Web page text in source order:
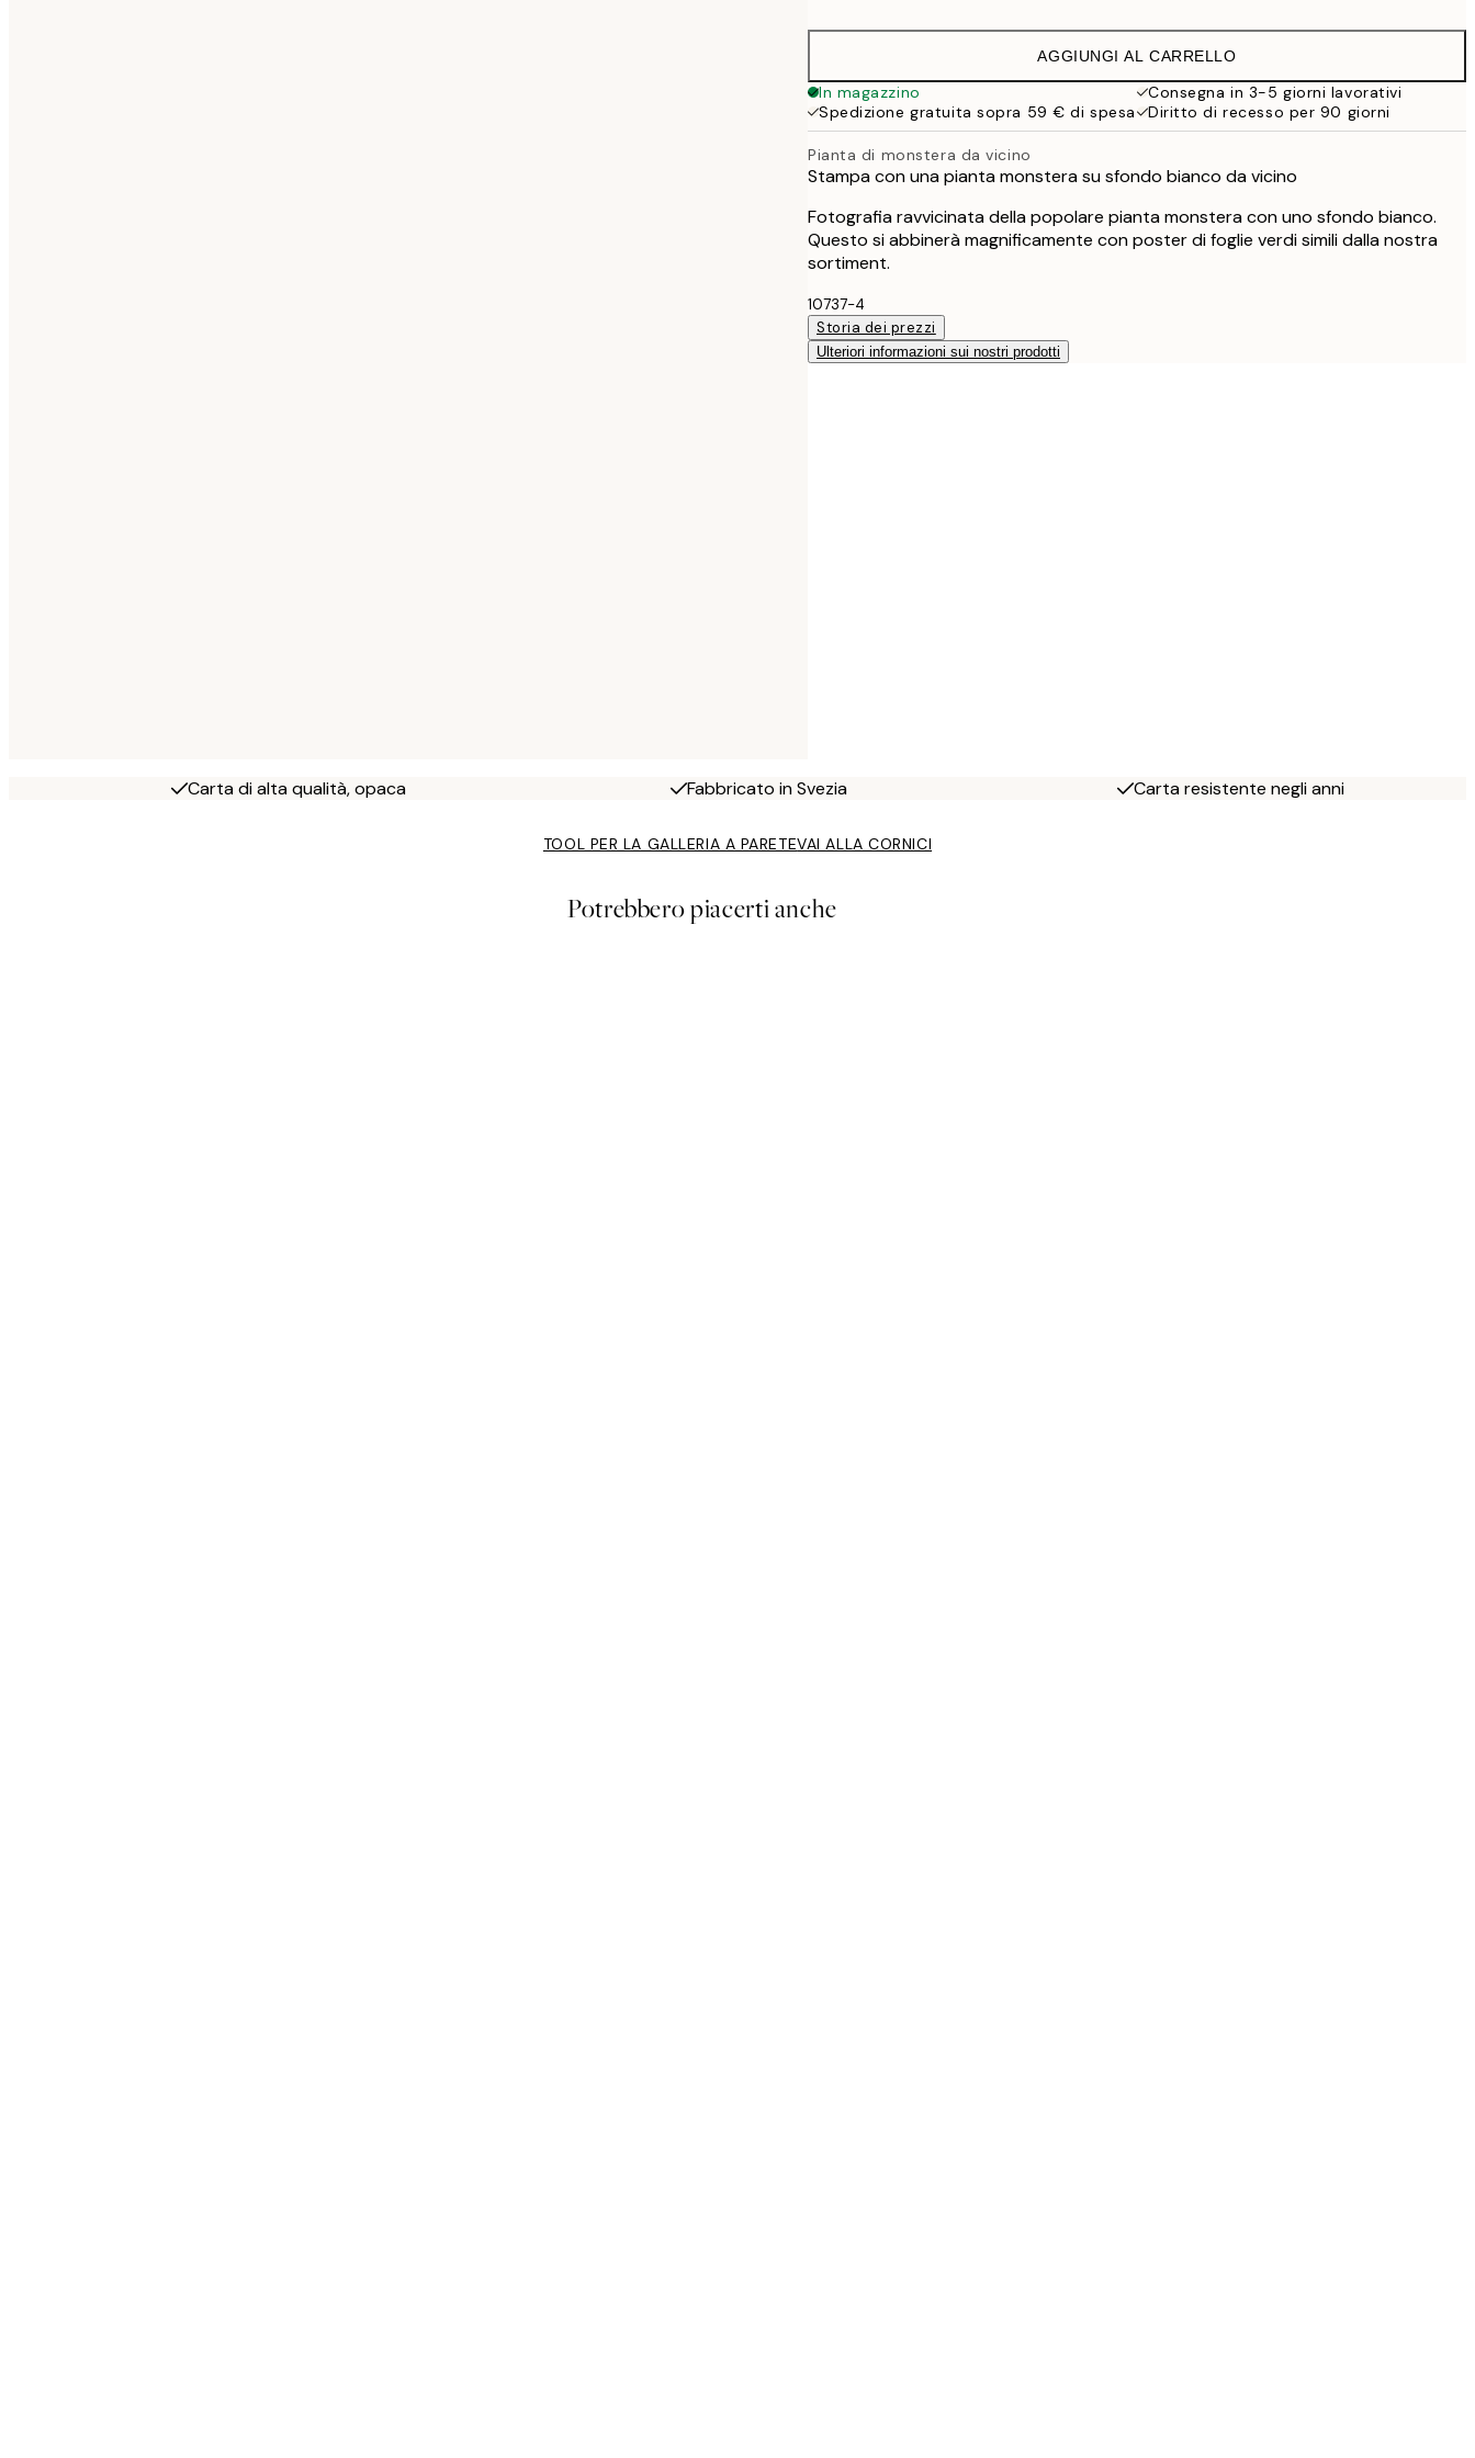
19,95 €
32,45 €
AGGIUNGI AL CARRELLO
In magazzino
Consegna in 3-5 giorni lavorativi
Spedizione gratuita sopra 59 € di spesa
Diritto di recesso per 90 giorni
Pianta di monstera da vicino
Stampa con una pianta monstera su sfondo bianco da vicino
Fotografia ravvicinata della popolare pianta monstera con uno sfondo bianco.
Questo si abbinerà magnificamente con poster di foglie verdi simili dalla nostra
sortiment.
10737-4
Storia dei prezzi
Ulteriori informazioni sui nostri prodotti
Carta di alta qualità, opaca Fabbricato in Svezia Carta resistente negli anni
TOOL PER LA GALLERIA A PARETEVAI ALLA CORNICI
Potrebbero piacerti anche